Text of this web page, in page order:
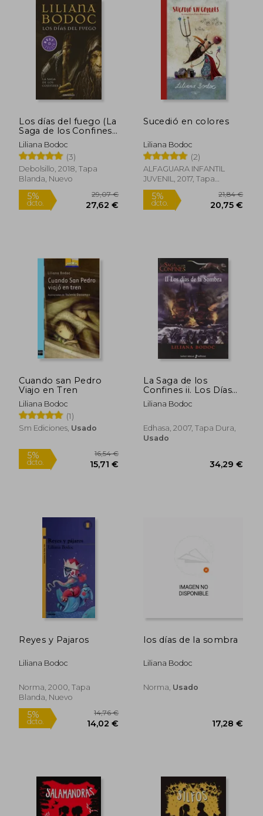
5%
dcto. 21,21 €
5%
dcto.
Los días del fuego (La
Saga de los Confines
3)
Liliana Bodoc
(3)
Debolsillo, 2018, Tapa
Blanda, Nuevo
5%
Sucedió en colores
Liliana Bodoc
(2)
ALFAGUARA INFANTIL
JUVENIL, 2017, Tapa
Blanda, Nuevo
5%
Cuando san Pedro
Viajo en Tren
Liliana Bodoc
(1)
Sm Ediciones, Usado
La Saga de los
Confines ii. Los Días
de la Sombra
Liliana Bodoc
Edhasa, 2007, Tapa Dura,
Usado
Reyes y Pajaros
Liliana Bodoc
Norma, 2000, Tapa
Blanda, Nuevo
los días de la sombra
Liliana Bodoc
Norma, Usado